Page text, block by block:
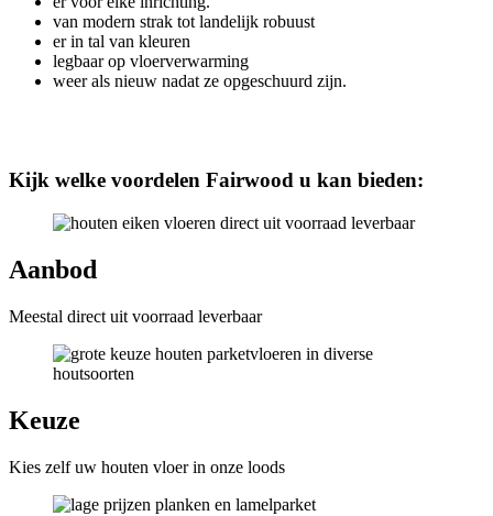
van modern strak tot landelijk robuust
er in tal van kleuren
legbaar op vloerverwarming
weer als nieuw nadat ze opgeschuurd zijn.
Kijk welke voordelen Fairwood u kan bieden:
Aanbod
Meestal direct uit voorraad leverbaar
Keuze
Kies zelf uw houten vloer in onze loods